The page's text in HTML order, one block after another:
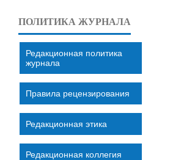
ПОЛИТИКА ЖУРНАЛА
Редакционная политика
журнала
Правила рецензирования
Редакционная этика
Редакционная коллегия